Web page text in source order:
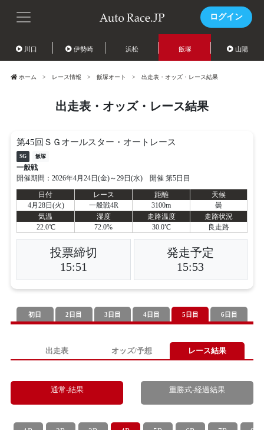
ログイン
川口 伊勢崎 浜松 飯塚 山陽
ホーム レース情報 飯塚オート 出走表・オッズ・レース結果
出走表・オッズ・レース結果
第45回ＳＧオールスター・オートレース
SG 飯塚
一般戦
開催期間：2026年4月24日(金)～29日(水) 開催 第5日目
日付
レース 距離
天候
4月28日(火)
一般戦4R 3100m
曇
気温
湿度 走路温度
走路状況
22.0℃
72.0% 30.0℃ 良走路
投票締切
15:51
発走予定
15:53
初日 2日目 3日目 4日目 5日目 6日目
出走表 オッズ/予想 レース結果
通常-結果 重勝式-経過結果